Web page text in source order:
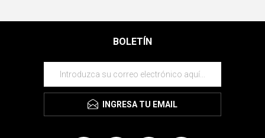
BOLETÍN
INGRESA TU EMAIL